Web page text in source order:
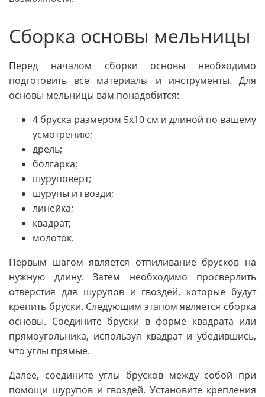
Сборка основы мельницы
Перед началом сборки основы необходимо
подготовить все материалы и инструменты. Для
основы мельницы вам понадобится:
4 бруска размером 5х10 см и длиной по вашему
усмотрению;
дрель;
болгарка;
шуруповерт;
шурупы и гвозди;
линейка;
квадрат;
молоток.
Первым шагом является отпиливание брусков на
нужную длину. Затем необходимо просверлить
отверстия для шурупов и гвоздей, которые будут
крепить бруски. Следующим этапом является сборка
основы. Соедините бруски в форме квадрата или
прямоугольника, используя квадрат и убедившись,
что углы прямые.
Далее, соедините углы брусков между собой при
помощи шурупов и гвоздей. Установите крепления